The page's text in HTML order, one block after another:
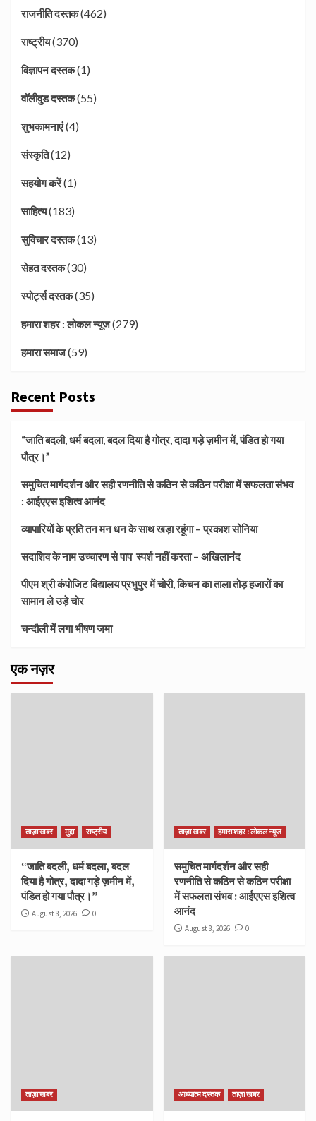
राजनीति दस्तक(462)
राष्ट्रीय(370)
विज्ञापन दस्तक(1)
वॉलीवुड दस्तक(55)
शुभकामनाएं(4)
संस्कृति(12)
सहयोग करें(1)
साहित्य(183)
सुविचार दस्तक(13)
सेहत दस्तक(30)
स्पोर्ट्स दस्तक(35)
हमारा शहर : लोकल न्यूज(279)
हमारा समाज(59)
Recent Posts
“जाति बदली, धर्म बदला, बदल दिया है गोत्र, दादा गड़े ज़मीन में, पंडित हो गया
पौत्र।”
समुचित मार्गदर्शन और सही रणनीति से कठिन से कठिन परीक्षा में सफलता संभव
: आईएएस इशित्व आनंद
व्यापारियों के प्रति तन मन धन के साथ खड़ा रहूंगा – प्रकाश सोनिया
सदाशिव के नाम उच्चारण से पाप स्पर्श नहीं करता – अखिलानंद
पीएम श्री कंपोजिट विद्यालय प्रभुपुर में चोरी, किचन का ताला तोड़ हजारों का
सामान ले उड़े चोर
चन्दौली में लगा भीषण जमा
एक नज़र
ताज़ा खबर मुद्दा राष्ट्रीय
“जाति बदली, धर्म बदला, बदल
दिया है गोत्र, दादा गड़े ज़मीन में,
पंडित हो गया पौत्र।”
August 8, 2026 0
ताज़ा खबर हमारा शहर : लोकल न्यूज
समुचित मार्गदर्शन और सही
रणनीति से कठिन से कठिन परीक्षा
में सफलता संभव : आईएएस इशित्व
आनंद
August 8, 2026 0
ताज़ा खबर आध्यात्म दस्तक ताज़ा खबर